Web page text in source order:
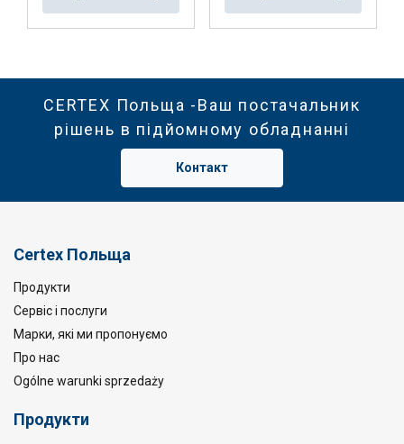
CERTEX Польща -Ваш постачальник
рішень в підйомному обладнанні
Контакт
Certex Польща
Продукти
Сервіс і послуги
Марки, які ми пропонуємо
Про нас
Ogólne warunki sprzedaży
Продукти